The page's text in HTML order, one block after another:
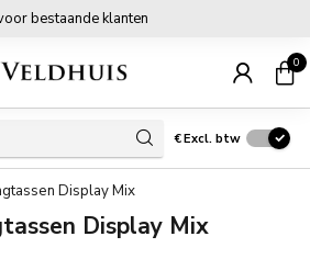
bestaande klanten
0
€Excl. btw
Display Mix
Display Mix